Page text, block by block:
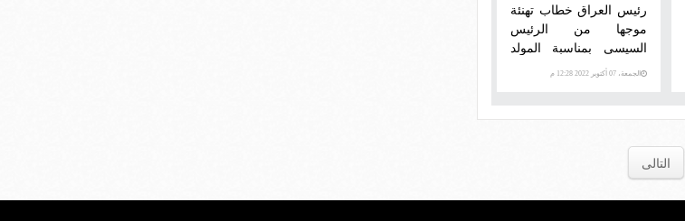
رئيس العراق خطاب تهنئة
موجها من الرئيس
السيسى بمناسبة المولد
النبوى
الجمعة، 07 أكتوبر 2022 12:28 م
التالى